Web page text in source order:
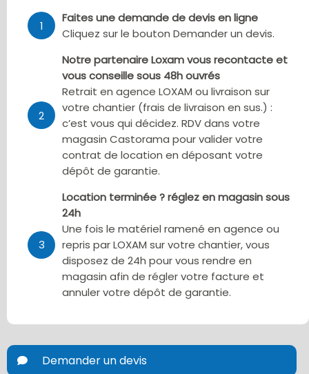
1
Faites une demande de devis en ligne
Cliquez sur le bouton Demander un devis.
2
Notre partenaire Loxam vous recontacte et
vous conseille sous 48h ouvrés
Retrait en agence LOXAM ou livraison sur
votre chantier (frais de livraison en sus.) :
c’est vous qui décidez. RDV dans votre
magasin Castorama pour valider votre
contrat de location en déposant votre
dépôt de garantie.
3
Location terminée ? réglez en magasin sous
24h
Une fois le matériel ramené en agence ou
repris par LOXAM sur votre chantier, vous
disposez de 24h pour vous rendre en
magasin afin de régler votre facture et
annuler votre dépôt de garantie.
Demander un devis